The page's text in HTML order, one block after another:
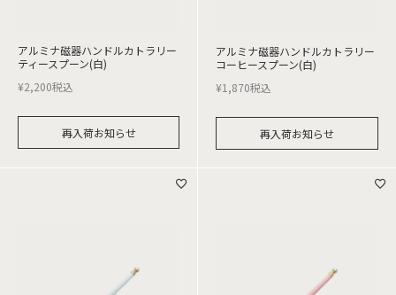
アルミナ磁器ハンドルカトラリー
ティースプーン(白)
¥2,200税込
再入荷お知らせ
アルミナ磁器ハンドルカトラリー
コーヒースプーン(白)
¥1,870税込
再入荷お知らせ